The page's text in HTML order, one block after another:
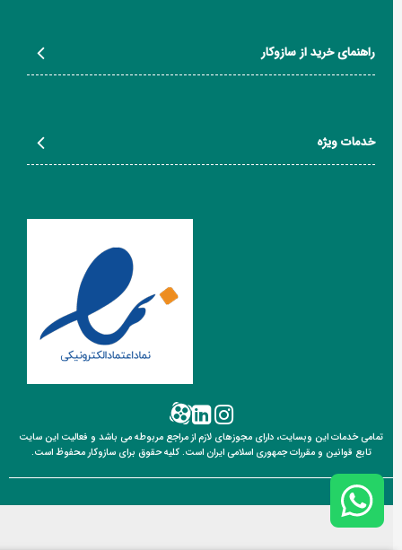
راهنمای خرید از سازوکار
خدمات ویژه
تمامی خدمات این وبسایت، دارای مجوزهای لازم از مراجع مربوطه می باشد و فعالیت این سایت
تابع قوانینو مقررات جمهوری اسلامی ایران است. کلیه حقوق برای سازوکار محفوظ است.